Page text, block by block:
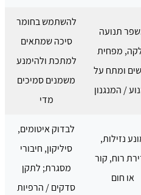
תנועה
מפחית
ומתח על
/ המנגנון
להשתמש בחומר
סיכה שמתאים
למתכת ולהימנע
משמנים סמיכים
מדי
נזילות,
רוח, קור
או חום
לבדוק איטומים,
סיליקון, חיבורי
מסגרת; לתקן
סדקים / הרפיות